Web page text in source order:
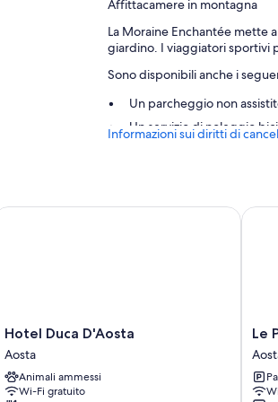
Affittacamere in montagna
La Moraine Enchantée mette
giardino. I viaggiatori sportivi
Sono disponibili anche i
Un parcheggio non
Un servizio di noleggio
Tutte le camere di La
Guardaroba o armadi,
Informazioni sui diritti di
Hotel
Duca
D'Aosta
Aosta
Hotel Duca D'Aosta
Aosta
Animali ammessi
Wi-Fi gratuito
Duca D'Aosta
Le
Le
Le